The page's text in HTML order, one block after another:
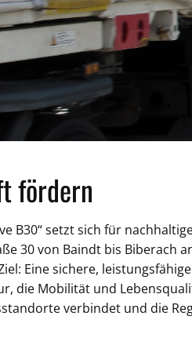
fördern
B30“ setzt sich für
30 von Baindt bis Biberach
Eine sichere,
die Mobilität und
verbindet und die